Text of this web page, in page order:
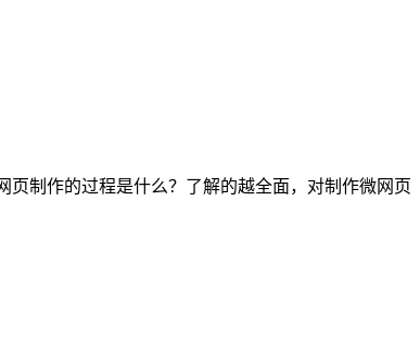
制作的过程是什么？了解的越全面，对制作微网页